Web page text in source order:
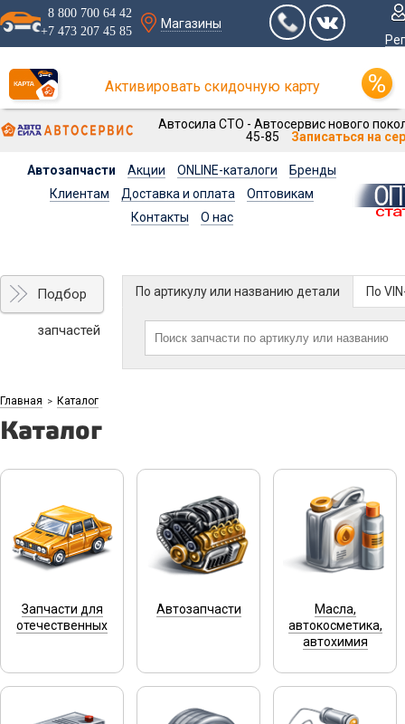
8 800 700 64 42
+7 473 207 45 85
Магазины
Активировать скидочную карту
Автосила СТО - Автосервис нового
45-85
Записаться на
Автозапчасти Акции ONLINE-каталоги
Бренды
Клиентам
Доставка и оплата
Оптовикам
Контакты
О нас
Подбор
запчастей
По артикулу или названию детали По
Главная > Каталог
Каталог
Запчасти для
отечественных
Автозапчасти
Масла,
автокосметика,
автохимия